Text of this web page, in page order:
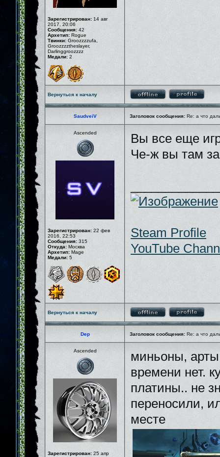
Зарегистрирован: 14 авг
2017, 20:06
Сообщения: 42
Архетип: Rogue
Твинки: Groozzzzufa,
Groozzzztheslayer,
Darlinggroozzzz
Медали: 2
Вернуться к началу
SaudveiV Заголовок сообщения: Re: а что
Ascended
Зарегистрирован: 22 фев
2016, 22:53
Сообщения: 315
Откуда: Москва
Архетип: Mage
Медали: 5
Вы все еще
Че-ж вы там
Steam Profile
YouTube
Вернуться к началу
Dep Заголовок сообщения: Re: а что
Ascended
Зарегистрирован: 25 апр
миньоны,
времени нет.
платины.. не
переносили,
месте